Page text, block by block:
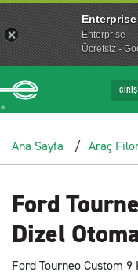
GİRİŞ
Ana Sayfa Araç
Ford
Dizel
Ford Tourneo Custom
Enterprise
Ücretsiz -